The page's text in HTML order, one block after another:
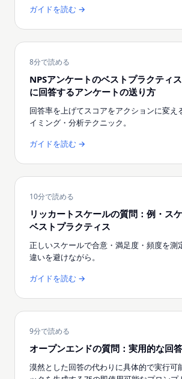
ガイドを読む →
8分で読める
NPSアンケートのベストプラクティ
に回答するアンケートの送り方
回答率を上げてスコアをアクションに変え
イミング・分析テクニック。
ガイドを読む →
10分で読める
リッカートスケールの質問：例・ス
ベストプラクティス
正しいスケールで合意・満足度・頻度を
違いを避けながら。
ガイドを読む →
9分で読める
オープンエンドの質問：実用的な回
漠然とした回答の代わりに具体的で実行可